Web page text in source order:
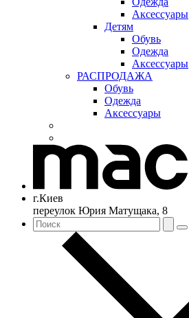
Аксессуары
Детям
Обувь
Одежда
Аксессуары
РАСПРОДАЖА
Обувь
Одежда
Аксессуары
г.Киев
переулок Юрия Матущака, 8